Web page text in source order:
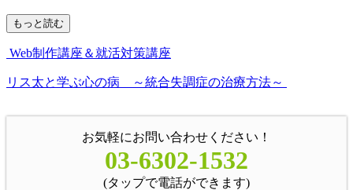
もっと読む
Web制作講座＆就活対策講座
リス太と学ぶ心の病 ～統合失調症の治療方法～
お気軽にお問い合わせください！
03-6302-1532
(タップで電話ができます)